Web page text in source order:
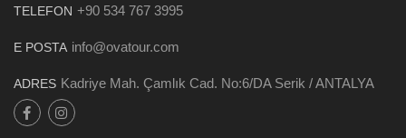
TELEFON +90 534 767 3995
E POSTA info@ovatour.com
ADRES Kadriye Mah. Çamlık Cad. No:6/DA Serik / ANTALYA